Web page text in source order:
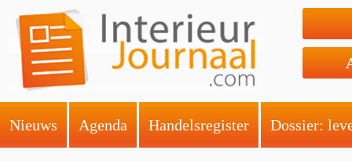
Nieuws Agenda Handelsregister Dossier: